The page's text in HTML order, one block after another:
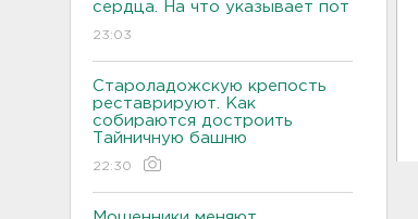
сердца. На что указывает пот
23:03
Староладожскую крепость
реставрируют. Как
собираются достроить
Тайничную башню
22:30